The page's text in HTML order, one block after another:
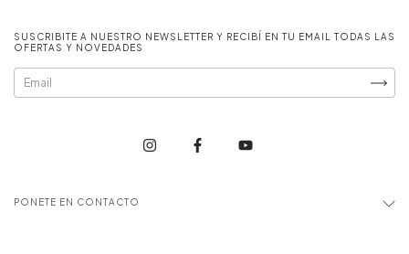
SUSCRIBITE A NUESTRO NEWSLETTER Y RECIBÍ EN TU EMAIL TODAS LAS
OFERTAS Y NOVEDADES
PONETE EN CONTACTO